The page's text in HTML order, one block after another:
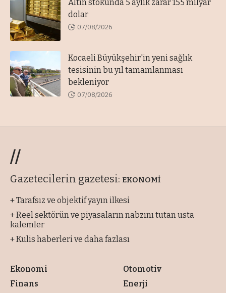
Altın stokunda 5 aylık zarar 155 milyar
dolar
07/08/2026
Kocaeli Büyükşehir'in yeni sağlık
tesisinin bu yıl tamamlanması
bekleniyor
07/08/2026
//
Gazetecilerin gazetesi: EKONOMİ
+ Tarafsız ve objektif yayın ilkesi
+ Reel sektörün ve piyasaların nabzını tutan usta
kalemler
+ Kulis haberleri ve daha fazlası
Ekonomi
Finans
Otomotiv
Enerji